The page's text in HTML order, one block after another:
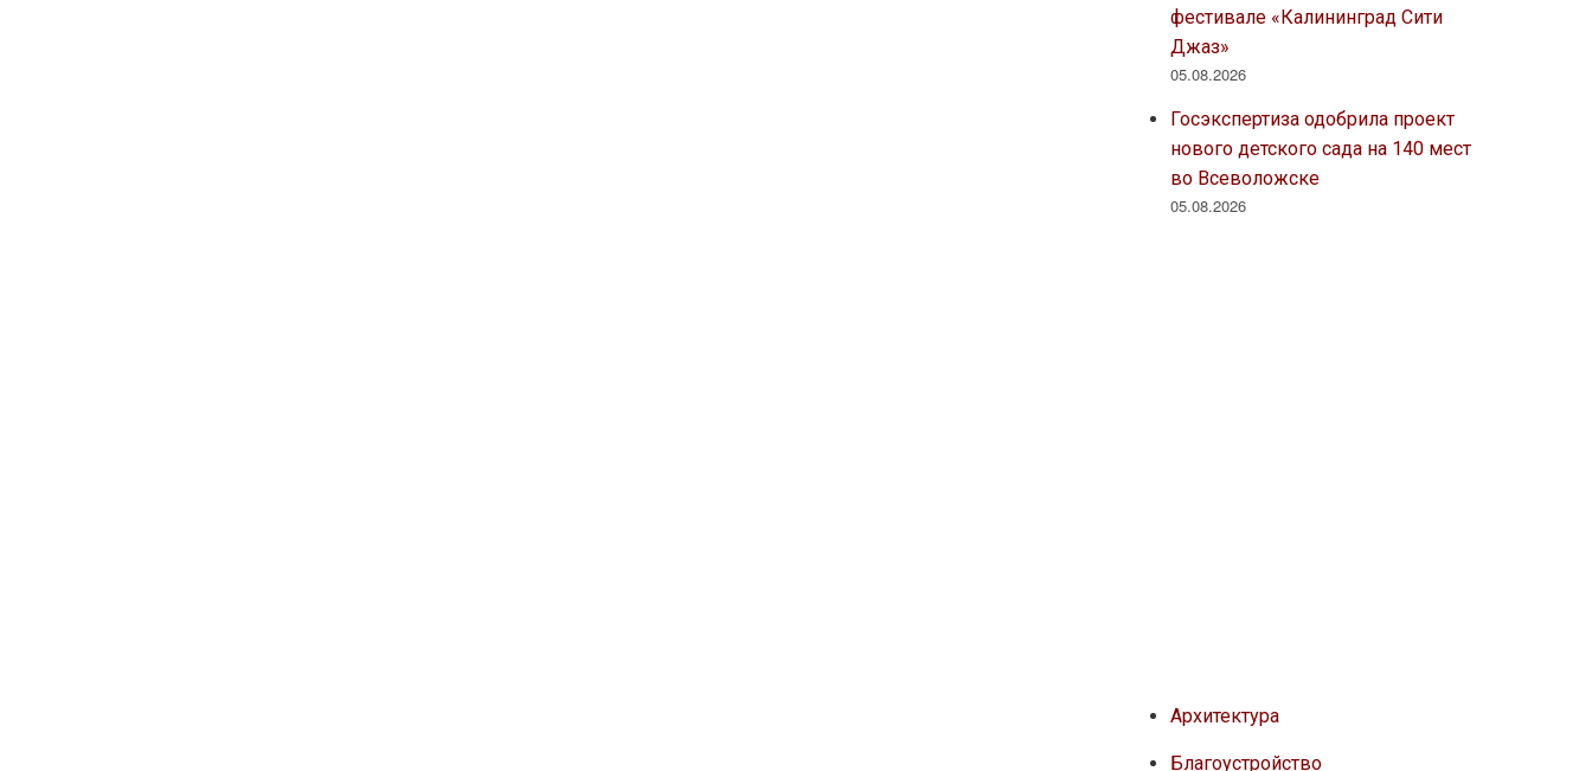
фестивале «Калининград Сити
Джаз»
05.08.2026
Госэкспертиза одобрила проект
нового детского сада на 140 мест
во Всеволожске
05.08.2026
Архитектура
Благоустройство